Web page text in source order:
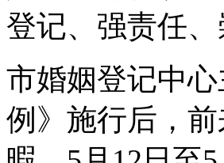
登记、强责任
市婚姻登记中
例》施行后，